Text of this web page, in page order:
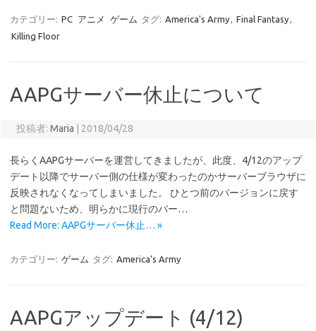
カテゴリー: PC アニメ ゲーム タグ: America's Army, Final Fantasy,
Killing Floor
AAPGサーバー休止について
投稿者: Maria 2018/04/28
長らくAAPGサーバーを運営してきましたが、此度、4/12のアップ
デート以降でサーバー側の仕様が変わったのかサーバーブラウザに
反映されなくなってしまいました。 ひとつ前のバージョンに戻す
と問題ないため、明らかに現行のバー…
Read More: AAPGサーバー休止… »
カテゴリー: ゲーム タグ: America's Army
AAPGアップデート (4/12)